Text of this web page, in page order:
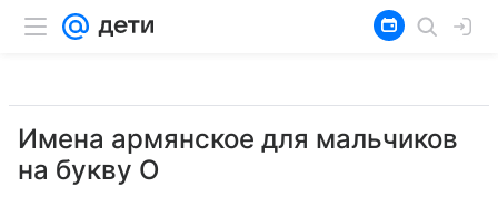
Имена армянское для мальчиков
на букву О